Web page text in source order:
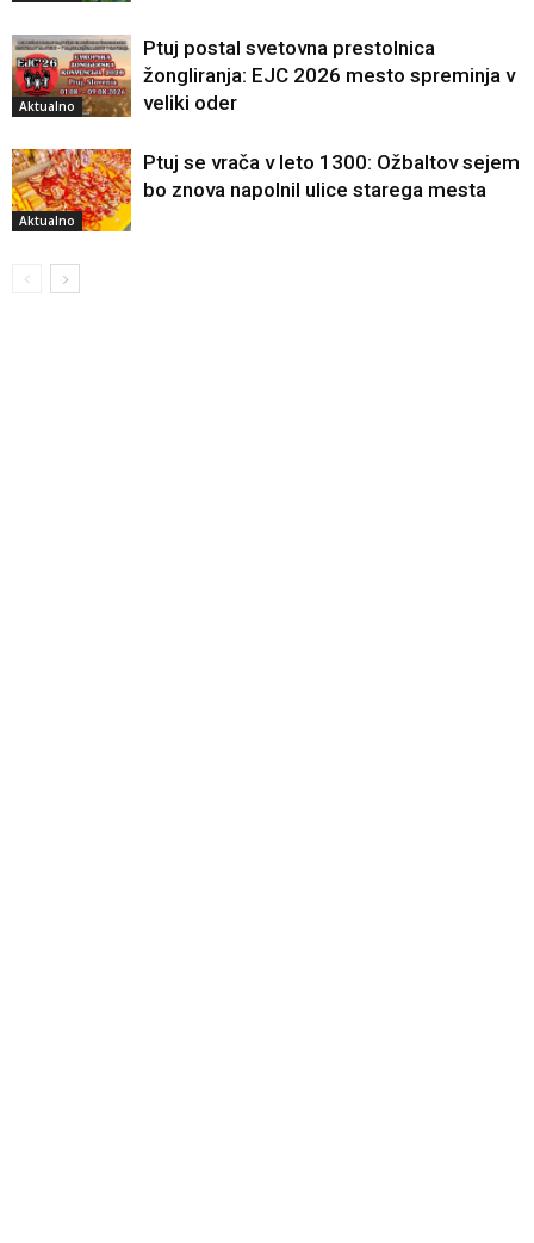
Aktualno
Ptuj postal svetovna prestolnica
žongliranja: EJC 2026 mesto spreminja v
veliki oder
Aktualno
Ptuj se vrača v leto 1300: Ožbaltov sejem
bo znova napolnil ulice starega mesta